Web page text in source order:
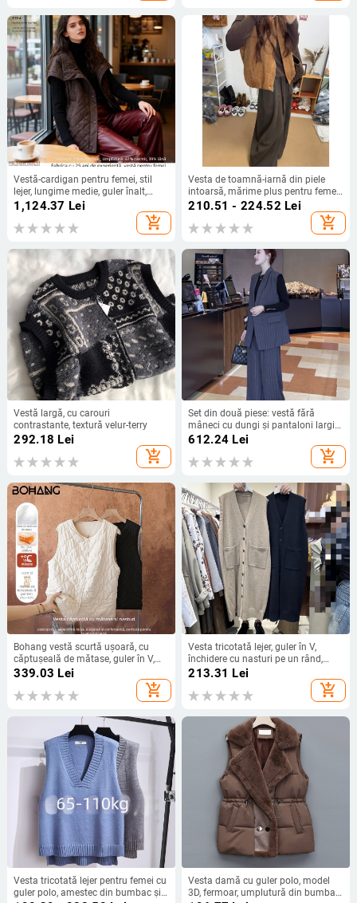
Vestă-cardigan pentru femei, stil
lejer, lungime medie, guler înalt,
bumbac cu umplutură de cașmir
1,124.37 Lei
add_shopping_cart
Vesta de toamnă-iarnă din piele
intoarsă, mărime plus pentru femei,
stil retro american, croi elegant
210.51 - 224.52 Lei
add_shopping_cart
Vestă largă, cu carouri
contrastante, textură velur-terry
292.18 Lei
add_shopping_cart
Set din două piese: vestă fără
mâneci cu dungi și pantaloni largi
— poliester, compoziție 95%+, stil
elegant pentru deplasări, guler de
costum, închidere cu nasturi pe un
612.24 Lei
add_shopping_cart
Bohang vestă scurtă ușoară, cu
căptușeală de mătase, guler în V,
stil cardigan, model romb
339.03 Lei
add_shopping_cart
Vesta tricotată lejer, guler în V,
închidere cu nasturi pe un rând,
buzunar, lungime medie-lungă, stil
213.31 Lei
add_shopping_cart
Vesta tricotată lejer pentru femei cu
guler polo, amestec din bumbac și
Vesta damă cu guler polo, model
3D, fermoar, umplutură din bumbac